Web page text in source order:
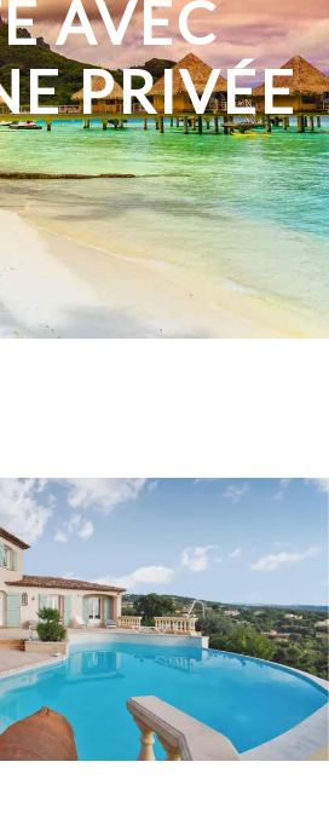
AVEC
PRIVÉE